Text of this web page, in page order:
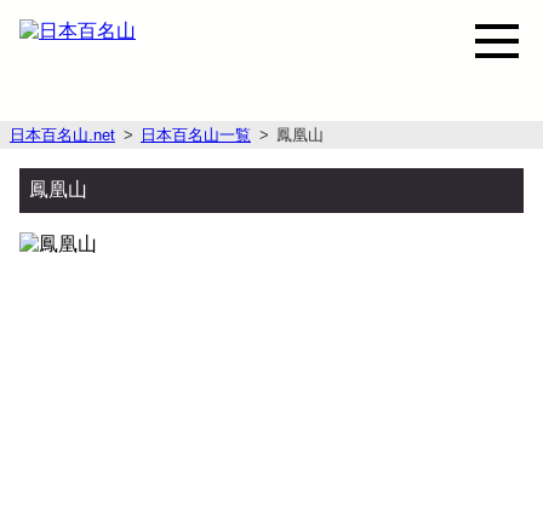
日本百名山.net 日本百名山一覧 鳳凰山
鳳凰山